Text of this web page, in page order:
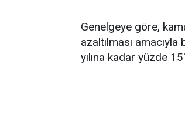
Genelgeye göre,
azaltılması amacıyla
yılına kadar yüzde